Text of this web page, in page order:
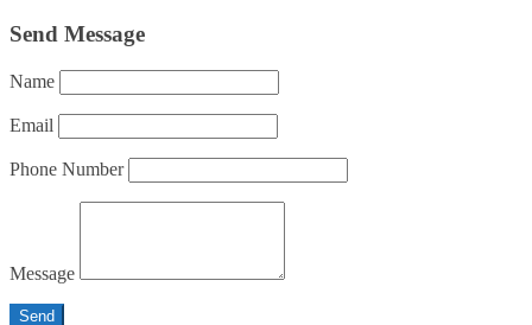
Send Message
Name
Email
Phone Number
Message